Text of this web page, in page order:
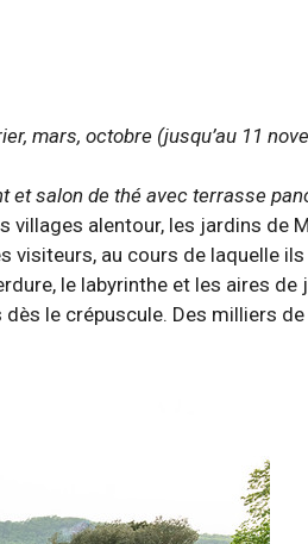
mars, octobre (jusqu’au 11
et salon de thé avec terrasse
villages alentour, les jardins de
visiteurs, au cours de laquelle
le labyrinthe et les aires de
le crépuscule. Des milliers